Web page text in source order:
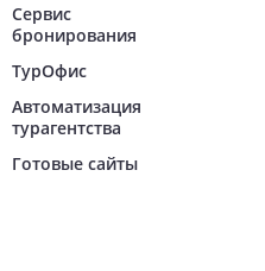
Сервис
бронирования
ТурОфис
Автоматизация
турагентства
Готовые сайты